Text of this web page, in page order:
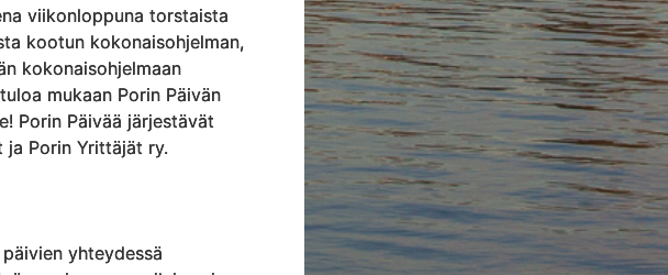
viikonloppuna torstaista
kootun kokonaisohjelman,
kokonaisohjelmaan
mukaan Porin Päivän
Porin Päivää järjestävät
ja Porin Yrittäjät ry.
yhteydessä